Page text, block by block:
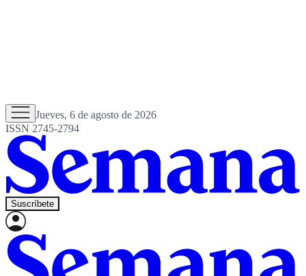
Jueves, 6 de agosto de 2026
ISSN 2745-2794
Suscríbete